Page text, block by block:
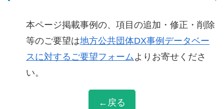
←戻る
本ページ掲載事例の、項目の追加・修正・削除
等のご要望は地方公共団体DX事例データベー
スに対するご要望フォームよりお寄せくださ
い。